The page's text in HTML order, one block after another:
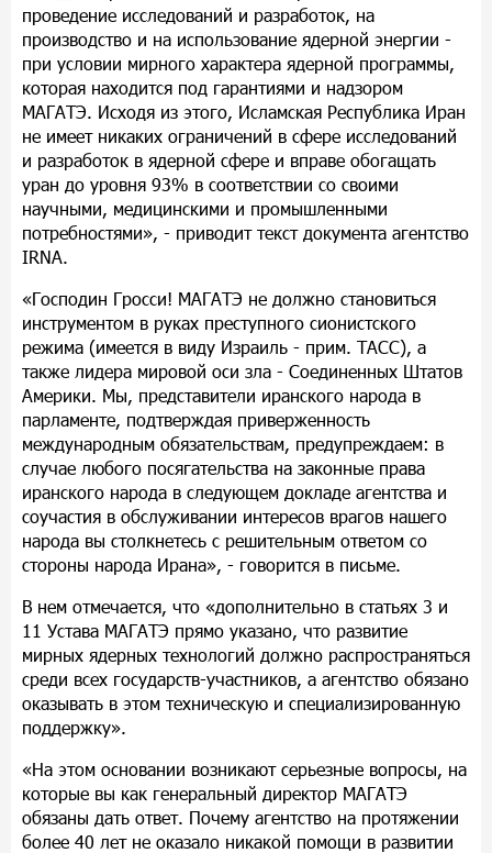
проведение исследований и разработок, на
производство и на использование ядерной энергии -
при условии мирного характера ядерной программы,
которая находится под гарантиями и надзором
МАГАТЭ. Исходя из этого, Исламская Республика Иран
не имеет никаких ограничений в сфере исследований
и разработок в ядерной сфере и вправе обогащать
уран до уровня 93% в соответствии со своими
научными, медицинскими и промышленными
потребностями», - приводит текст документа агентство
IRNA.
«Господин Гросси! МАГАТЭ не должно становиться
инструментом в руках преступного сионистского
режима (имеется в виду Израиль - прим. ТАСС), а
также лидера мировой оси зла - Соединенных Штатов
Америки. Мы, представители иранского народа в
парламенте, подтверждая приверженность
международным обязательствам, предупреждаем: в
случае любого посягательства на законные права
иранского народа в следующем докладе агентства и
соучастия в обслуживании интересов врагов нашего
народа вы столкнетесь с решительным ответом со
стороны народа Ирана», - говорится в письме.
В нем отмечается, что «дополнительно в статьях 3 и
11 Устава МАГАТЭ прямо указано, что развитие
мирных ядерных технологий должно распространяться
среди всех государств-участников, а агентство обязано
оказывать в этом техническую и специализированную
поддержку».
«На этом основании возникают серьезные вопросы, на
которые вы как генеральный директор МАГАТЭ
обязаны дать ответ. Почему агентство на протяжении
более 40 лет не оказало никакой помощи в развитии